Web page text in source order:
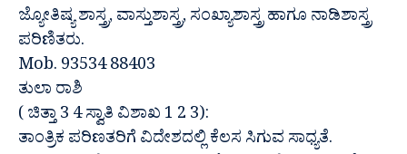
ಜ್ಯೋತಿಷ್ಯ ಶಾಸ್ತ್ರ, ವಾಸ್ತುಶಾಸ್ತ್ರ, ಸಂಖ್ಯಾಶಾಸ್ತ್ರ ಹಾಗೂ ನಾಡಿಶಾಸ್ತ್ರ
ಪರಿಣಿತರು.
Mob. 93534 88403
ತುಲಾ ರಾಶಿ
( ಚಿತ್ತಾ 3 4 ಸ್ವಾತಿ ವಿಶಾಖ 1 2 3):
ತಾಂತ್ರಿಕ ಪರಿಣತರಿಗೆ ವಿದೇಶದಲ್ಲಿ ಕೆಲಸ ಸಿಗುವ ಸಾಧ್ಯತೆ.